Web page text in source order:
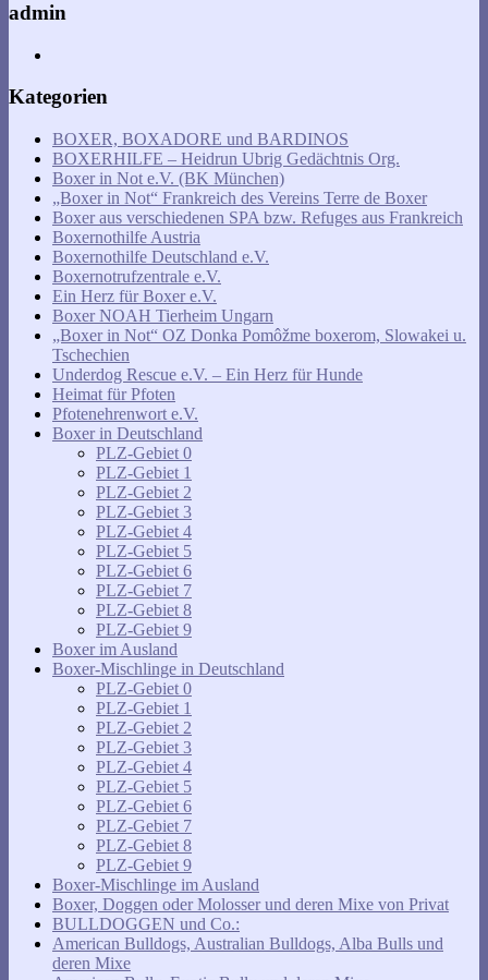
admin
Kategorien
BOXER, BOXADORE und BARDINOS
BOXERHILFE – Heidrun Ubrig Gedächtnis Org.
Boxer in Not e.V. (BK München)
„Boxer in Not“ Frankreich des Vereins Terre de Boxer
Boxer aus verschiedenen SPA bzw. Refuges aus Frankreich
Boxernothilfe Austria
Boxernothilfe Deutschland e.V.
Boxernotrufzentrale e.V.
Ein Herz für Boxer e.V.
Boxer NOAH Tierheim Ungarn
„Boxer in Not“ OZ Donka Pomôžme boxerom, Slowakei u.
Tschechien
Underdog Rescue e.V. – Ein Herz für Hunde
Heimat für Pfoten
Pfotenehrenwort e.V.
Boxer in Deutschland
PLZ-Gebiet 0
PLZ-Gebiet 1
PLZ-Gebiet 2
PLZ-Gebiet 3
PLZ-Gebiet 4
PLZ-Gebiet 5
PLZ-Gebiet 6
PLZ-Gebiet 7
PLZ-Gebiet 8
PLZ-Gebiet 9
Boxer im Ausland
Boxer-Mischlinge in Deutschland
PLZ-Gebiet 0
PLZ-Gebiet 1
PLZ-Gebiet 2
PLZ-Gebiet 3
PLZ-Gebiet 4
PLZ-Gebiet 5
PLZ-Gebiet 6
PLZ-Gebiet 7
PLZ-Gebiet 8
PLZ-Gebiet 9
Boxer-Mischlinge im Ausland
Boxer, Doggen oder Molosser und deren Mixe von Privat
BULLDOGGEN und Co.:
American Bulldogs, Australian Bulldogs, Alba Bulls und
deren Mixe